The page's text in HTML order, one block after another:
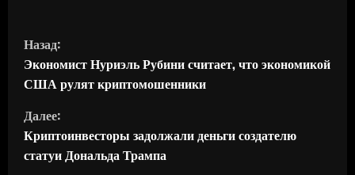
П
р
о
д
Назад:
Экономист Нуриэль Рубини считает, что экономикой
США рулят криптомошенники
Далее:
Криптоинвесторы задолжали деньги создателю
статуи Дональда Трампа